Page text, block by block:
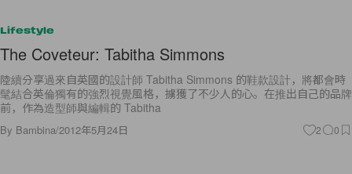
Lifestyle
The Coveteur: Tabitha Simmons
陸續分享過來自英國的設計師 Tabitha Simmons 的鞋款設計，將都會時
髦結合英倫獨有的強烈視覺風格，擄獲了不少人的心。在推出自己的品牌
前，作為造型師與編輯的 Tabitha
By Bambina/2012年5月24日 2 0